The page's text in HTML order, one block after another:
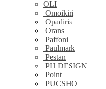
OLI
Omoikiri
Opadiris
Orans
Paffoni
Paulmark
Pestan
PH DESIGN
Point
PUCSHO